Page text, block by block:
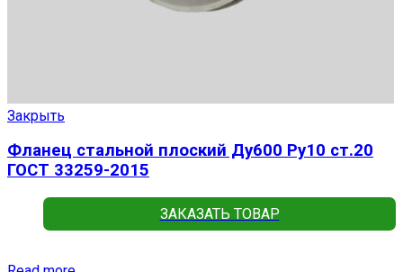
Закрыть
Фланец стальной плоский Ду600 Ру10 ст.20
ГОСТ 33259-2015
ЗАКАЗАТЬ ТОВАР